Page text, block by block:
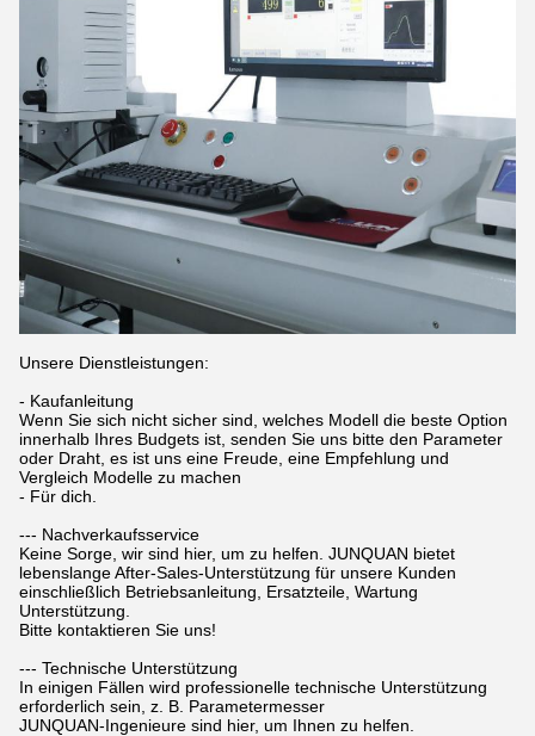
Unsere Dienstleistungen:
- Kaufanleitung
Wenn Sie sich nicht sicher sind, welches Modell die beste Option
innerhalb Ihres Budgets ist, senden Sie uns bitte den Parameter
oder Draht, es ist uns eine Freude, eine Empfehlung und
Vergleich Modelle zu machen
- Für dich.
--- Nachverkaufsservice
Keine Sorge, wir sind hier, um zu helfen. JUNQUAN bietet
lebenslange After-Sales-Unterstützung für unsere Kunden
einschließlich Betriebsanleitung, Ersatzteile, Wartung
Unterstützung.
Bitte kontaktieren Sie uns!
--- Technische Unterstützung
In einigen Fällen wird professionelle technische Unterstützung
erforderlich sein, z. B. Parametermesser
JUNQUAN-Ingenieure sind hier, um Ihnen zu helfen.